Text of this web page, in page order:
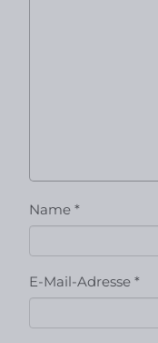
Name *
E-Mail-Adresse *